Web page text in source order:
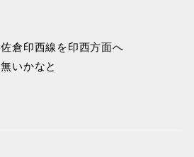
倉印西線を印西方面へ
いかなと